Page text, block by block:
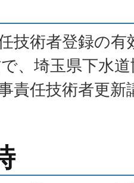
技術者登録の
、埼玉県下水
責任技術者更